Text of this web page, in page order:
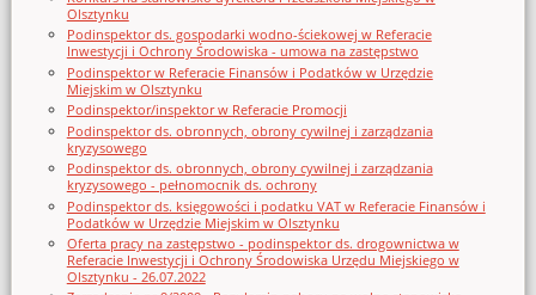
Olsztynku
Podinspektor ds. gospodarki wodno-ściekowej w Referacie
Inwestycji i Ochrony Środowiska - umowa na zastępstwo
Podinspektor w Referacie Finansów i Podatków w Urzędzie
Miejskim w Olsztynku
Podinspektor/inspektor w Referacie Promocji
Podinspektor ds. obronnych, obrony cywilnej i zarządzania
kryzysowego
Podinspektor ds. obronnych, obrony cywilnej i zarządzania
kryzysowego - pełnomocnik ds. ochrony
Podinspektor ds. księgowości i podatku VAT w Referacie Finansów i
Podatków w Urzędzie Miejskim w Olsztynku
Oferta pracy na zastępstwo - podinspektor ds. drogownictwa w
Referacie Inwestycji i Ochrony Środowiska Urzędu Miejskiego w
Olsztynku - 26.07.2022